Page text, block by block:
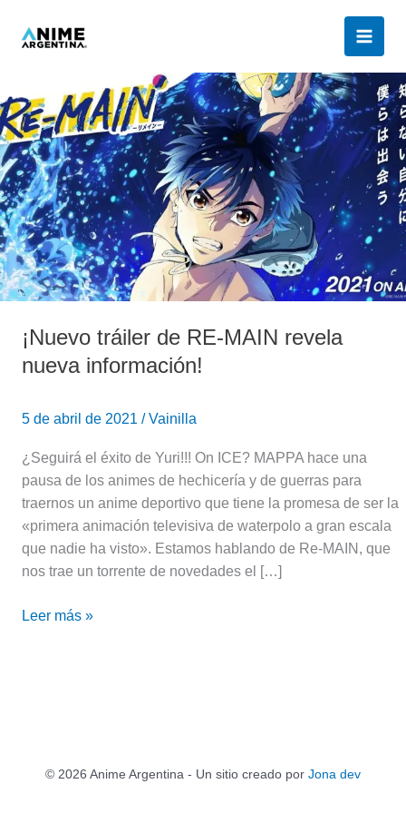
¡Nuevo tráiler de RE-MAIN revela
nueva información!
5 de abril de 2021 /Vainilla
¿Seguirá el éxito de Yuri!!! On ICE? MAPPA hace una
pausa de los animes de hechicería y de guerras para
traernos un anime deportivo que tiene la promesa de ser la
«primera animación televisiva de waterpolo a gran escala
que nadie ha visto». Estamos hablando de Re-MAIN, que
nos trae un torrente de novedades el […]
tráiler
de
RE-
MAIN
revela
nueva
información!
Leer más »
© 2026 Anime Argentina - Un sitio creado por Jona dev